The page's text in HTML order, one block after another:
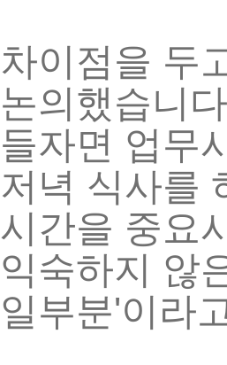
차이점을 두
논의했습니다
들자면 업무
저녁 식사를
시간을 중요시
익숙하지
않
일부분'이라